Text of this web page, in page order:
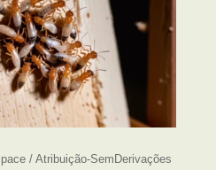
/ Atribuição-SemDerivações